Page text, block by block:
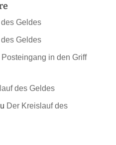
Geldes
Geldes
in den Griff
des Geldes
Der Kreislauf des